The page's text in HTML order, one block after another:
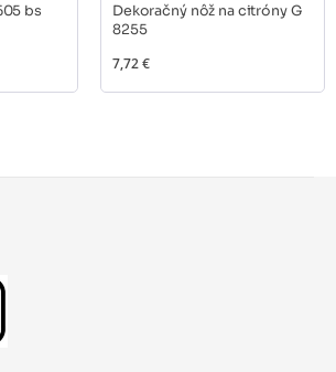
bs
Dekoračný nôž na citróny G
8255
7,72 €